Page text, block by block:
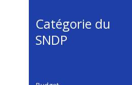
Catégorie du
SNDP